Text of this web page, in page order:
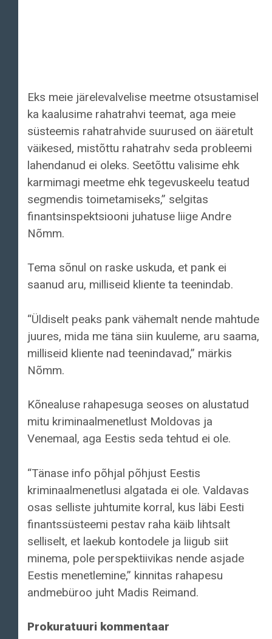
Eks meie järelevalvelise meetme otsustamisel
ka kaalusime rahatrahvi teemat, aga meie
süsteemis rahatrahvide suurused on ääretult
väikesed, mistõttu rahatrahv seda probleemi
lahendanud ei oleks. Seetõttu valisime ehk
karmimagi meetme ehk tegevuskeelu teatud
segmendis toimetamiseks,” selgitas
finantsinspektsiooni juhatuse liige Andre
Nõmm.
Tema sõnul on raske uskuda, et pank ei
saanud aru, milliseid kliente ta teenindab.
“Üldiselt peaks pank vähemalt nende mahtude
juures, mida me täna siin kuuleme, aru saama,
milliseid kliente nad teenindavad,” märkis
Nõmm.
Kõnealuse rahapesuga seoses on alustatud
mitu kriminaalmenetlust Moldovas ja
Venemaal, aga Eestis seda tehtud ei ole.
“Tänase info põhjal põhjust Eestis
kriminaalmenetlusi algatada ei ole. Valdavas
osas selliste juhtumite korral, kus läbi Eesti
finantssüsteemi pestav raha käib lihtsalt
selliselt, et laekub kontodele ja liigub siit
minema, pole perspektiivikas nende asjade
Eestis menetlemine,” kinnitas rahapesu
andmebüroo juht Madis Reimand.
Prokuratuuri kommentaar